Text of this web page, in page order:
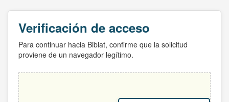
Verificación de acceso
Para continuar hacia Biblat, confirme que la solicitud
proviene de un navegador legítimo.